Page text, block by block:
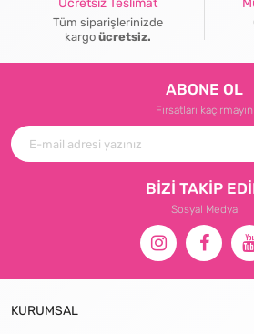
Tüm siparişlerinizde
kargo ücretsiz.
ABONE OL
Fırsatları kaçırmayın
BİZİ TAKİP
Sosyal Medya
KURUMSAL